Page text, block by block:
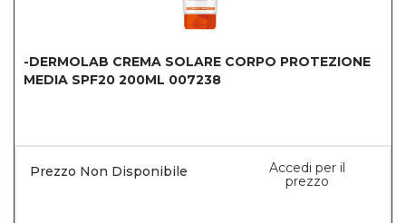
-DERMOLAB CREMA SOLARE CORPO PROTEZIONE
MEDIA SPF20 200ML 007238
Prezzo Non Disponibile
Accedi per il
prezzo